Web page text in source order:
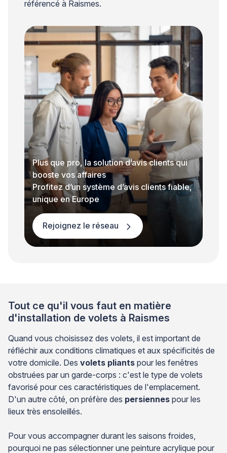
référencé à Raismes.
Plus que pro, la solution d’avis clients qui
booste vos affaires
Profitez d’un système d’avis clients fiable,
unique en Europe
Rejoignez le réseau
Tout ce qu'il vous faut en matière
d'installation de volets à Raismes
Quand vous choisissez des volets, il est important de
réfléchir aux conditions climatiques et aux spécificités de
votre domicile. Des volets pliants pour les fenêtres
obstruées par un garde-corps : c'est le type de volets
favorisé pour ces caractéristiques de l'emplacement.
D'un autre côté, on préfère des persiennes pour les
lieux très ensoleillés.
Pour vous accompagner durant les saisons froides,
pourquoi ne pas sélectionner une peinture acrylique pour